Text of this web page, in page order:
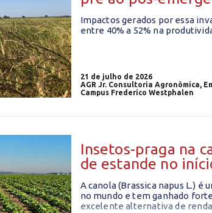
Impactos gerados por essa
entre 40% a 52% na
21 de julho de 2026
AGR Jr. Consultoria Agronômica,
Campus Frederico Westphalen
Insetos-praga na
de estande no
A canola (Brassica napus L.) é
no mundo e tem ganhado
excelente alternativa de